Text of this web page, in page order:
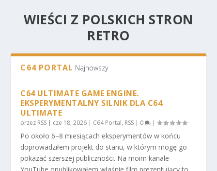
WIEŚCI Z POLSKICH STRON
RETRO
C64 PORTAL Najnowszy
C64 ULTIMATE GAME ENGINE.
EKSPERYMENTALNY SILNIK DLA C64
ULTIMATE
przez RSS | cze 18, 2026 | C64 Portal, RSS | 0 |
Po około 6–8 miesiącach eksperymentów w końcu
doprowadziłem projekt do stanu, w którym mogę go
pokazać szerszej publiczności. Na moim kanale